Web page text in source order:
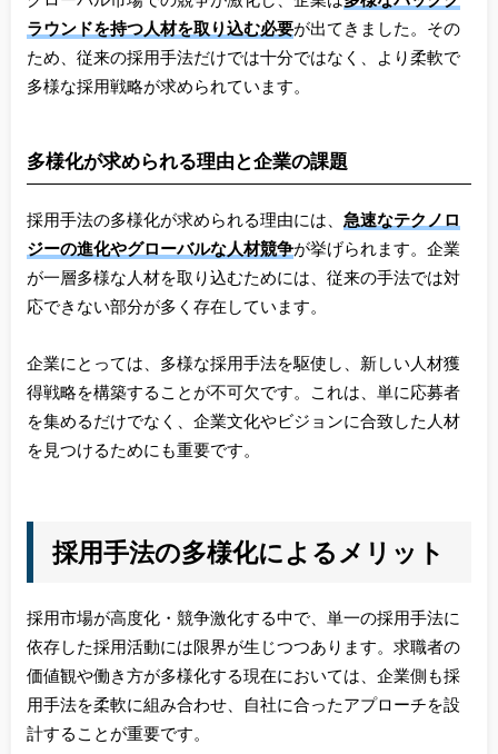
ラウンドを持つ人材を取り込む必要が出てきました。その
ため、従来の採用手法だけでは十分ではなく、より柔軟で
多様な採用戦略が求められています。
多様化が求められる理由と企業の課題
採用手法の多様化が求められる理由には、 急速なテクノロ
ジーの進化やグローバルな人材競争が挙げられます。企業
が一層多様な人材を取り込むためには、従来の手法では対
応できない部分が多く存在しています。
企業にとっては、多様な採用手法を駆使し、新しい人材獲
得戦略を構築することが不可欠です。これは、単に応募者
を集めるだけでなく、企業文化やビジョンに合致した人材
を見つけるためにも重要です。
採用手法の多様化によるメリット
採用市場が高度化・競争激化する中で、単一の採用手法に
依存した採用活動には限界が生じつつあります。求職者の
価値観や働き方が多様化する現在においては、企業側も採
用手法を柔軟に組み合わせ、自社に合ったアプローチを設
計することが重要です。